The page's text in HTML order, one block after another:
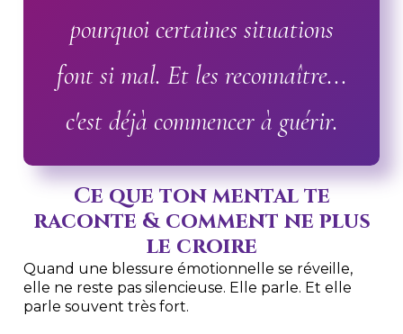
pourquoi certaines situations
font si mal. Et les reconnaître...
c'est déjà commencer à guérir.
Ce que ton mental te
raconte & comment ne plus
le croire
Quand une blessure émotionnelle se réveille,
elle ne reste pas silencieuse. Elle parle. Et elle
parle souvent très fort.